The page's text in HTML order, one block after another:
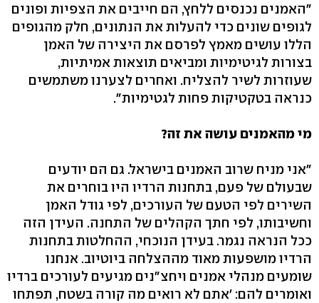
"האמנים נכנסים ללחץ, הם חייבים את הצפיות ופונים
לגופים שונים כדי להעלות את הנתונים, חלק מהגופים
הללו עושים מאמץ לפרסם את היצירה של האמן
בצורות לגיטימיות ומביאים תוצאות אמיתיות,
שעוזרות לשיר להצליח. ואחרים לצערנו משתמשים
כנראה בטקטיקות פחות לגטימיות".
מי מהאמנים עושה את זה?
"אני מניח שרוב האמנים בישראל. גם הם יודעים
שבעולם של פעם, בתחנות הרדיו היו בוחרים את
השירים לפי הטעם של העורכים, לפי גודל האמן
וחשיבותו, לפי חתך הקהלים של התחנה. העידן הזה
ככל הנראה נגמר. בעידן הנוכחי, ההחלטות בתחנות
הרדיו מושפעות מאוד מההצלחה ביוטיוב. אנחנו
שומעים מנהלי אמנים ויחצ"נים מגיעים לעורכים ברדיו
ואומרים להם: 'אתם לא רואים מה קורה בשטח, תפתחו